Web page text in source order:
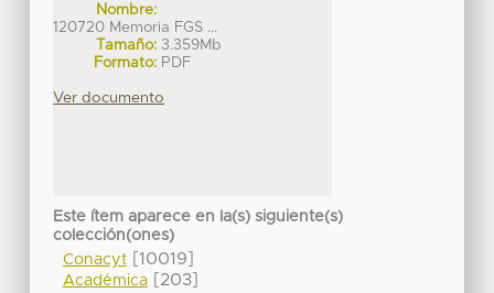
Nombre:
120720 Memoria FGS ...
Tamaño: 3.359Mb
Formato: PDF
Ver documento
Este ítem aparece en la(s) siguiente(s)
colección(ones)
Conacyt[10019]
Académica[203]